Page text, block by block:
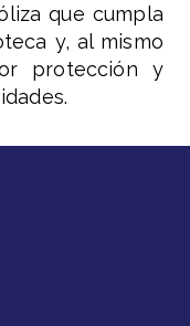
que cumpla
y, al mismo
protección y